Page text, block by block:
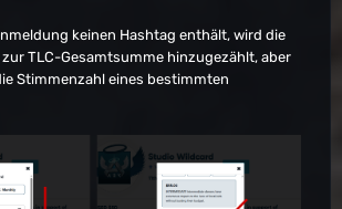
keinen Hashtag enthält, wird die
TLC-Gesamtsumme hinzugezählt, aber
Stimmenzahl eines bestimmten